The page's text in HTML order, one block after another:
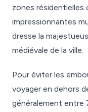
zones résidentielles
impressionnantes
dresse la
médiévale de la ville.
Pour éviter les
voyager en dehors
généralement entre